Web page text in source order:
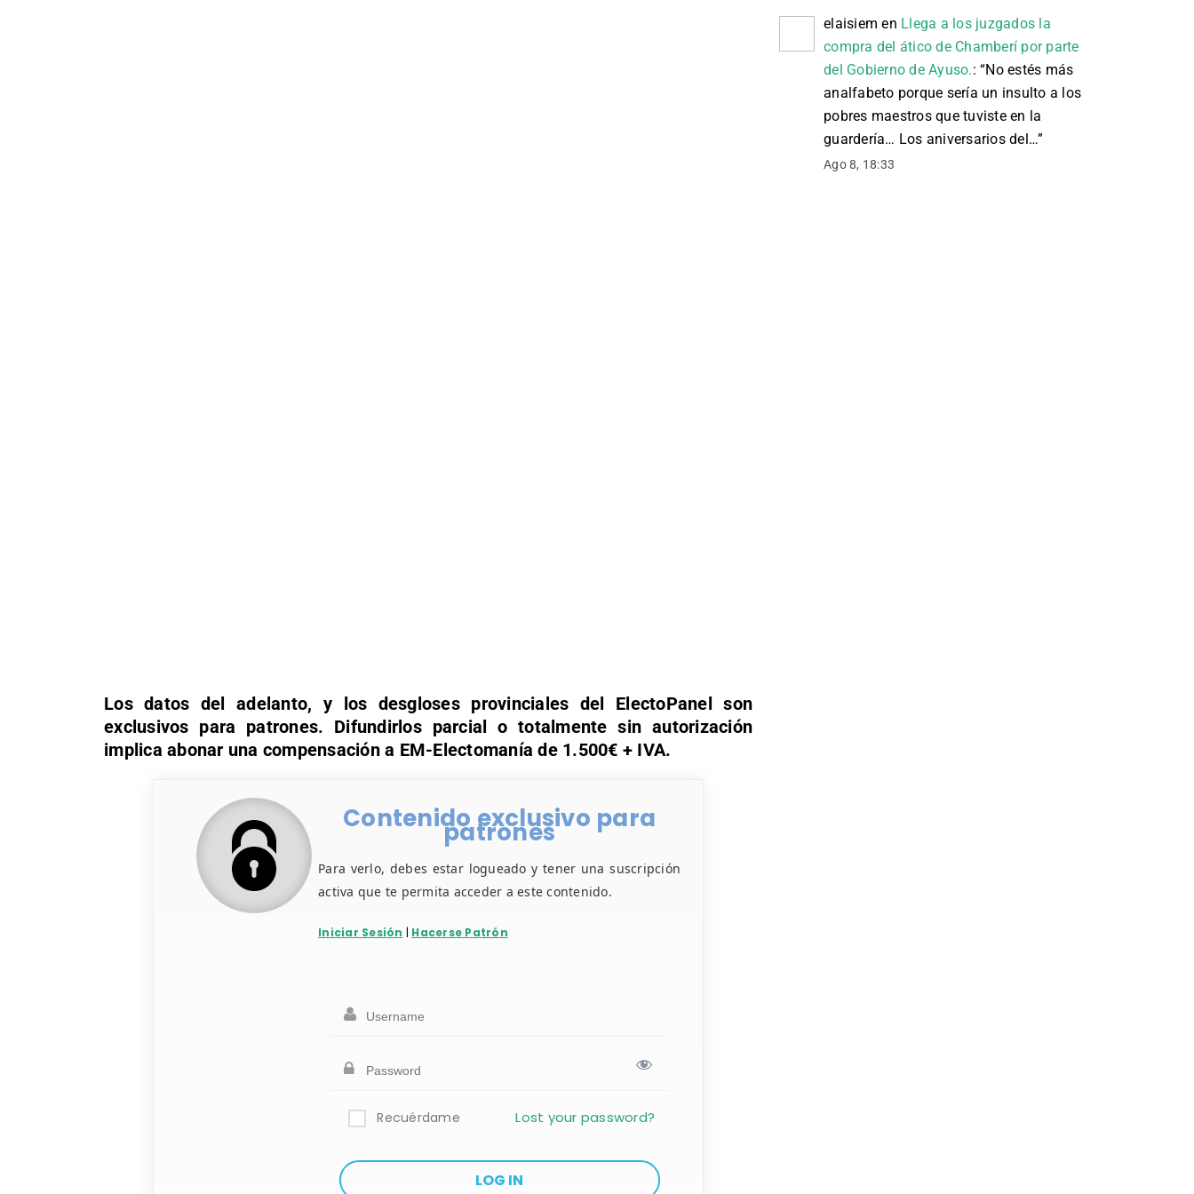
Los datos del adelanto, y los desgloses provinciales del ElectoPanel son
exclusivos para patrones. Difundirlos parcial o totalmente sin autorización
implica abonar una compensación a EM-Electomanía de 1.500€ + IVA.
Contenido exclusivo para
patrones
Para verlo, debes estar logueado y tener una suscripción
activa que te permita acceder a este contenido.
Iniciar Sesión | Hacerse Patrón
Recuérdame Lost your password?
elaisiem en Llega a los juzgados la
compra del ático de Chamberí por parte
del Gobierno de Ayuso.: “No estés más
analfabeto porque sería un insulto a los
pobres maestros que tuviste en la
guardería… Los aniversarios del…”
Ago 8, 18:33